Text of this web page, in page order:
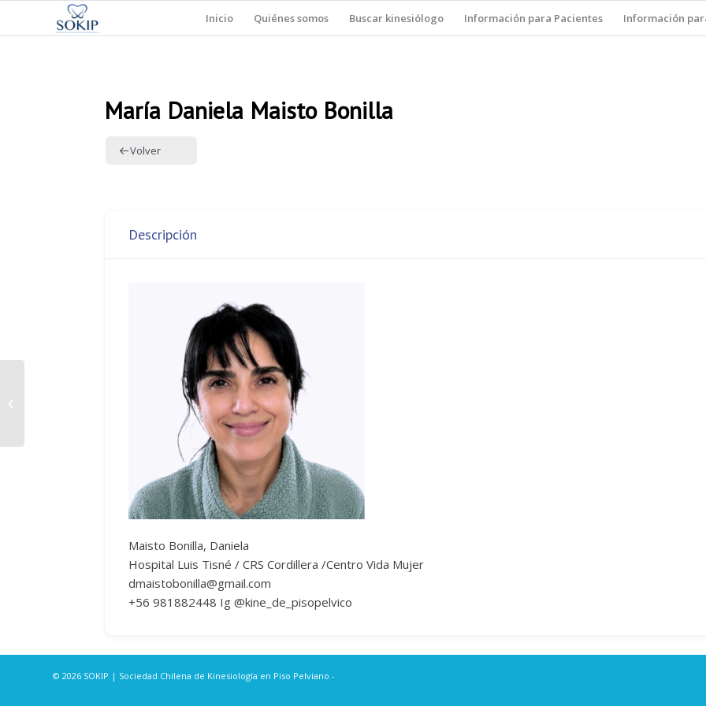
Inicio Quiénes somos Buscar kinesiólogo Información para Pacientes Información
María Daniela Maisto Bonilla
Volver
Descripción
Maisto Bonilla, Daniela
Hospital Luis Tisné / CRS Cordillera /Centro Vida Mujer
dmaistobonilla@gmail.com
+56 981882448 Ig @kine_de_pisopelvico
© 2026 SOKIP | Sociedad Chilena de Kinesiología en Piso Pelviano -